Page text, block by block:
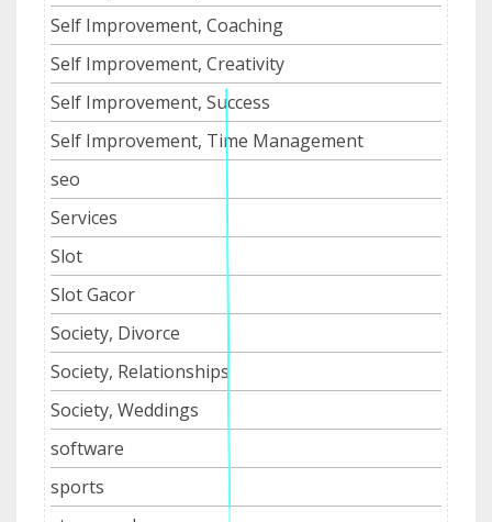
Self Improvement, Coaching
Self Improvement, Creativity
Self Improvement, Success
Self Improvement, Time Management
seo
Services
Slot
Slot Gacor
Society, Divorce
Society, Relationships
Society, Weddings
software
sports